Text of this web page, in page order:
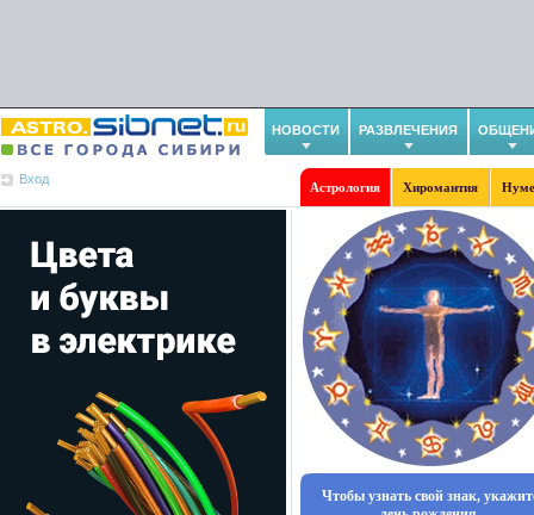
НОВОСТИ РАЗВЛЕЧЕНИЯ
Вход
Астрология Хиромантия
Чтобы узнать свой знак,